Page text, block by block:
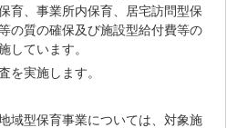
育、事業所内保育、居宅訪問型保
の質の確保及び施設型給付費等の
しています。
を実施します。
型保育事業については、対象施